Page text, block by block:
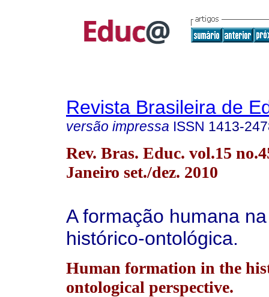
Revista Brasileira de
versão impressa ISSN 1413-
Rev. Bras. Educ. vol.15
Janeiro set./dez. 2010
A formação humana
histórico-ontológica.
Human formation in the
ontological perspective.